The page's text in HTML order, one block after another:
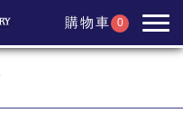
購物車 0